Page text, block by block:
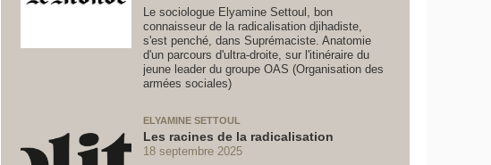
Le sociologue Elyamine Settoul, bon
connaisseur de la radicalisation djihadiste,
s'est penché, dans Suprémaciste. Anatomie
d'un parcours d'ultra-droite, sur l'itinéraire du
jeune leader du groupe OAS (Organisation des
armées sociales)
ELYAMINE SETTOUL
Les racines de la radicalisation
18 septembre 2025